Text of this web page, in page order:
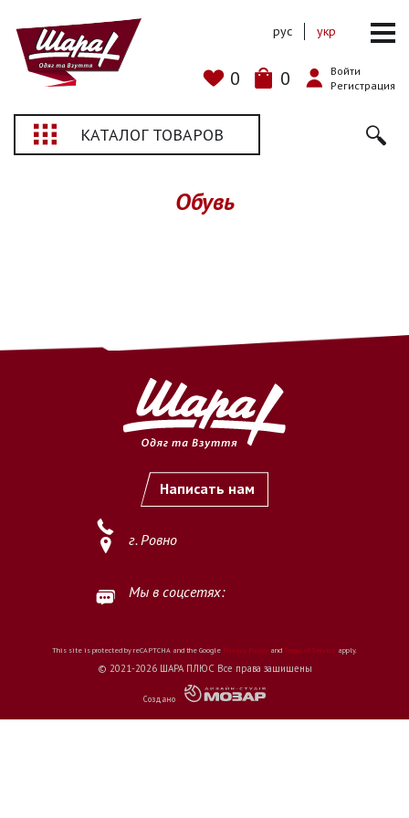
0 0
Войти
Регистрация
рус укр
КАТАЛОГ ТОВАРОВ
Обувь
Написать нам
г. Ровно
Мы в соцсетях:
This site is protected by reCAPTCHA and the Google Privacy Policy and Terms of Service apply.
© 2021-2026 ШАРА ПЛЮС Все права защищены
Создано